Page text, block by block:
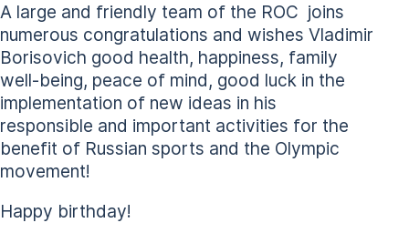
A large and friendly team of the ROC joins
numerous congratulations and wishes Vladimir
Borisovich good health, happiness, family
well-being, peace of mind, good luck in the
implementation of new ideas in his
responsible and important activities for the
benefit of Russian sports and the Olympic
movement!
Happy birthday!